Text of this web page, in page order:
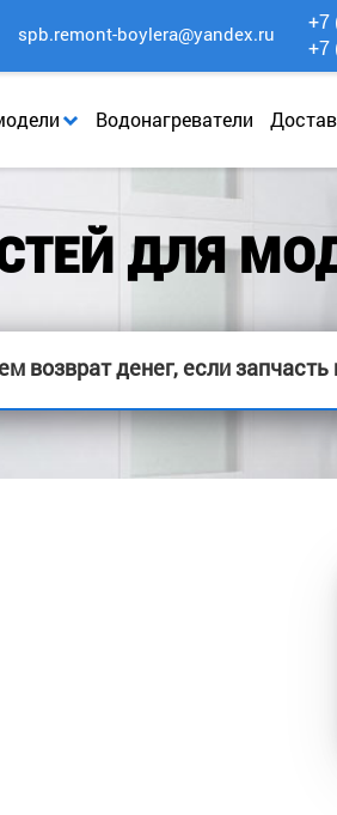
Водонагреватели
spb.remont-boylera@yandex.ru
+7
+7
ДЛЯ
возврат денег, если